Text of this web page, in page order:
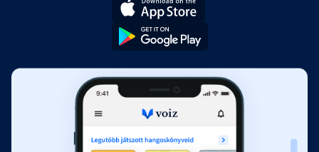
8. Tanszéki napok
Fejezet hossza: 00:04:07
Második rész: A négy mentor
Fejezet hossza: 00:01:33